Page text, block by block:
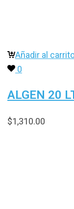
Añadir al
0
ALGEN 20
$1,310.00